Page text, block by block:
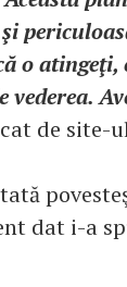
o atingeţi,
vederea.
de site-
dat i-a